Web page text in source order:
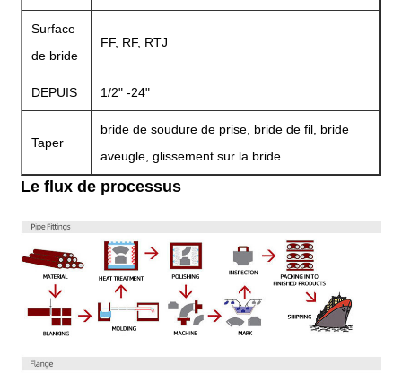
Surface
de bride
FF, RF, RTJ
DEPUIS 1/2" -24"
Taper
bride de soudure de prise, bride de fil, bride
aveugle, glissement sur la bride
Le flux de processus